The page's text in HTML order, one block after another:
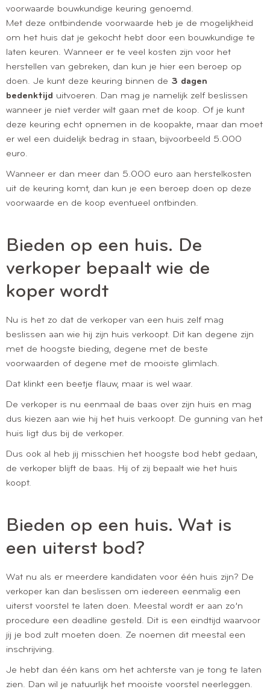
voorwaarde bouwkundige keuring genoemd.
Met deze ontbindende voorwaarde heb je de mogelijkheid
om het huis dat je gekocht hebt door een bouwkundige te
laten keuren. Wanneer er te veel kosten zijn voor het
herstellen van gebreken, dan kun je hier een beroep op
doen. Je kunt deze keuring binnen de 3 dagen
bedenktijd uitvoeren. Dan mag je namelijk zelf beslissen
wanneer je niet verder wilt gaan met de koop. Of je kunt
deze keuring echt opnemen in de koopakte, maar dan moet
er wel een duidelijk bedrag in staan, bijvoorbeeld 5.000
euro.
Wanneer er dan meer dan 5.000 euro aan herstelkosten
uit de keuring komt, dan kun je een beroep doen op deze
voorwaarde en de koop eventueel ontbinden.
Bieden op een huis. De
verkoper bepaalt wie de
koper wordt
Nu is het zo dat de verkoper van een huis zelf mag
beslissen aan wie hij zijn huis verkoopt. Dit kan degene zijn
met de hoogste bieding, degene met de beste
voorwaarden of degene met de mooiste glimlach.
Dat klinkt een beetje flauw, maar is wel waar.
De verkoper is nu eenmaal de baas over zijn huis en mag
dus kiezen aan wie hij het huis verkoopt. De gunning van het
huis ligt dus bij de verkoper.
Dus ook al heb jij misschien het hoogste bod hebt gedaan,
de verkoper blijft de baas. Hij of zij bepaalt wie het huis
koopt.
Bieden op een huis. Wat is
een uiterst bod?
Wat nu als er meerdere kandidaten voor één huis zijn? De
verkoper kan dan beslissen om iedereen eenmalig een
uiterst voorstel te laten doen. Meestal wordt er aan zo’n
procedure een deadline gesteld. Dit is een eindtijd waarvoor
jij je bod zult moeten doen. Ze noemen dit meestal een
inschrijving.
Je hebt dan één kans om het achterste van je tong te laten
zien. Dan wil je natuurlijk het mooiste voorstel neerleggen.